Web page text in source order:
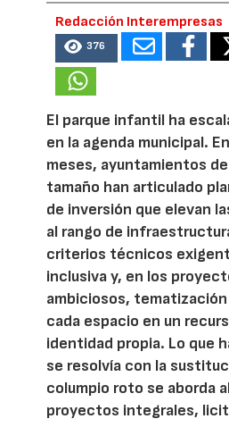
Redacción Interempresas
376
El parque infantil ha
en la agenda municipal.
meses, ayuntamientos
tamaño han articulado
de inversión que elevan
al rango de
criterios técnicos
inclusiva y, en los
ambiciosos,
cada espacio en un
identidad propia. Lo que
se resolvía con la
columpio roto se aborda
proyectos integrales,